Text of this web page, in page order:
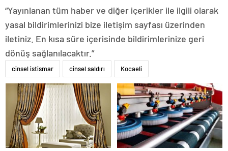
“Yayınlanan tüm haber ve diğer içerikler ile ilgili olarak
yasal bildirimlerinizi bize iletişim sayfası üzerinden
iletiniz. En kısa süre içerisinde bildirimlerinize geri
dönüş sağlanılacaktır.”
cinsel istismar cinsel saldırı Kocaeli